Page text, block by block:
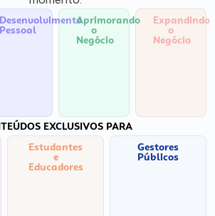
Desenvolvimento
Pessoal
Aprimorando
o
Negócio
Expandindo
o
Negócio
EXCLUSIVOS PARA
Estudantes
e
Educadores
Gestores
Públicos